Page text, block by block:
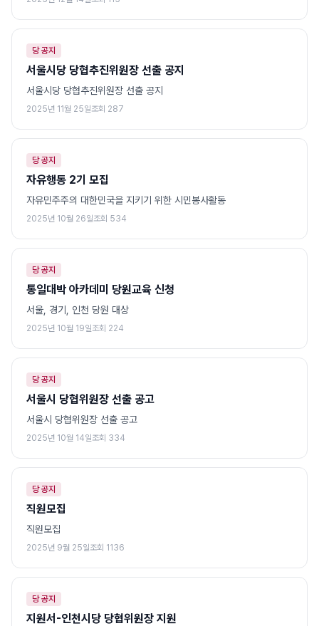
당 공지
서울시당 당협추진위원장 선출 공지
서울시당 당협추진위원장 선출 공지
2025년 11월 25일조회 287
당 공지
자유행동 2기 모집
자유민주주의 대한민국을 지키기 위한 시민봉사활동
2025년 10월 26일조회 534
당 공지
통일대박 아카데미 당원교육 신청
서울, 경기, 인천 당원 대상
2025년 10월 19일조회 224
당 공지
서울시 당협위원장 선출 공고
서울시 당협위원장 선출 공고
2025년 10월 14일조회 334
당 공지
직원모집
직원모집
2025년 9월 25일조회 1136
당 공지
지원서-인천시당 당협위원장 지원